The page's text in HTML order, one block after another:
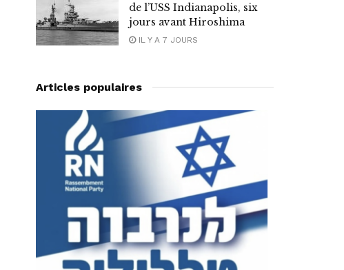
de l’USS Indianapolis, six
jours avant Hiroshima
IL Y A 7 JOURS
Articles populaires